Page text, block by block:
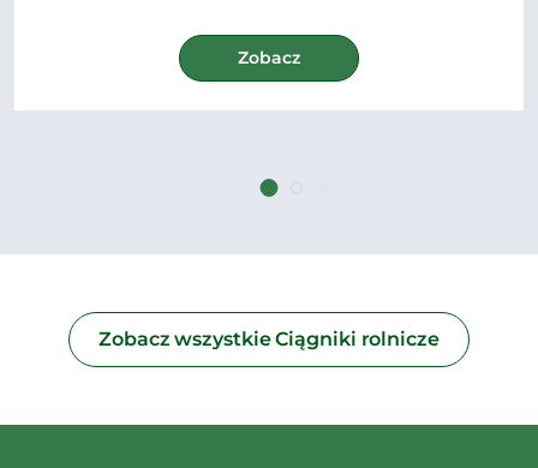
Zobacz
Zobacz wszystkie Ciągniki rolnicze